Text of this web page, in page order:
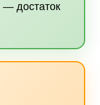
— достаток